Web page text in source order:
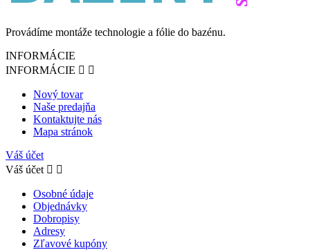
Provádíme montáže technologie a fólie do bazénu.
INFORMÁCIE
INFORMÁCIE  
Nový tovar
Naše predajňa
Kontaktujte nás
Mapa stránok
Váš účet
Váš účet  
Osobné údaje
Objednávky
Dobropisy
Adresy
Zľavové kupóny